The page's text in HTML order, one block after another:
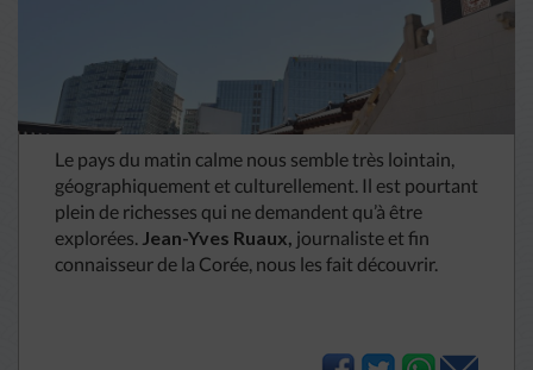
Le pays du matin calme nous semble très lointain,
géographiquement et culturellement. Il est pourtant
plein de richesses qui ne demandent qu’à être
explorées. Jean-Yves Ruaux, journaliste et fin
connaisseur de la Corée, nous les fait découvrir.